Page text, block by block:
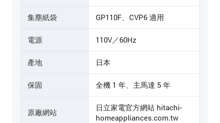
集塵紙袋 GP110F、CVP6 適用
電源 110V／60Hz
產地 日本
保固 全機 1 年、主馬達 5 年
原廠網站
日立家電官方網站 hitachi-
homeappliances.com.tw